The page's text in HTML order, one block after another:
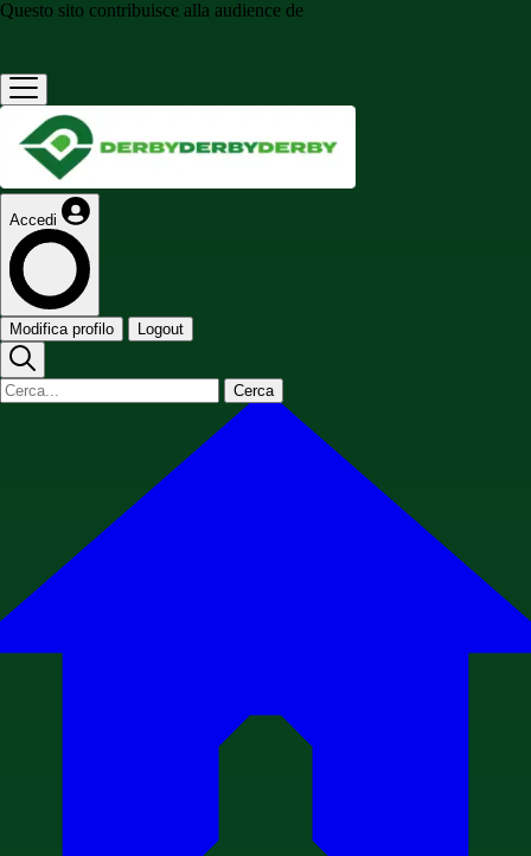
Questo sito contribuisce alla audience de
Accedi
Modifica profilo Logout
Cerca